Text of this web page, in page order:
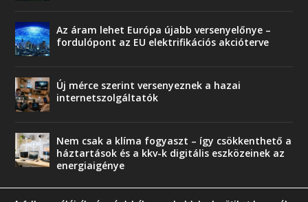
Az áram lehet Európa újabb versenyelőnye –
fordulópont az EU elektrifikációs akcióterve
Új mérce szerint versenyeznek a hazai
internetszolgáltatók
Nem csak a klíma fogyaszt – így csökkenthető a
háztartások és a kkv-k digitális eszközeinek az
energiaigénye